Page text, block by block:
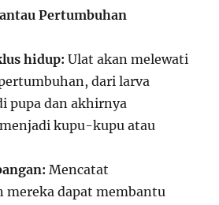
Pertumbuhan
hidup: Ulat akan melewati
dari larva
pupa dan akhirnya
kupu-kupu atau
Mencatat
mereka dapat membantu